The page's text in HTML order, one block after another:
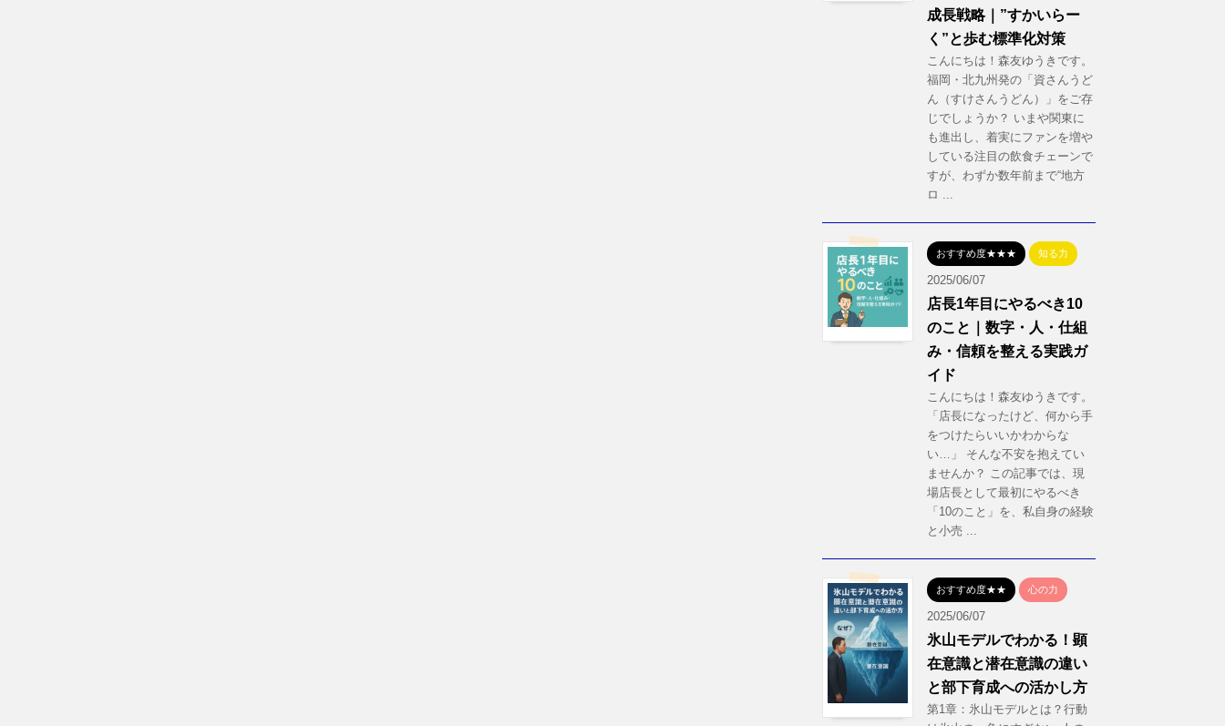
成長戦略｜”すかいらー
く”と歩む標準化対策
こんにちは！森友ゆうきです。
福岡・北九州発の「資さんうど
ん（すけさんうどん）」をご存
じでしょうか？ いまや関東に
も進出し、着実にファンを増や
している注目の飲食チェーンで
すが、わずか数年前まで“地方
ロ ...
おすすめ度★★★ 知る力
2025/06/07
店長1年目にやるべき10
のこと｜数字・人・仕組
み・信頼を整える実践ガ
イド
こんにちは！森友ゆうきです。
「店長になったけど、何から手
をつけたらいいかわからな
い…」 そんな不安を抱えてい
ませんか？ この記事では、現
場店長として最初にやるべき
「10のこと」を、私自身の経験
と小売 ...
おすすめ度★★ 心の力
2025/06/07
氷山モデルでわかる！顕
在意識と潜在意識の違い
と部下育成への活かし方
第1章：氷山モデルとは？行動